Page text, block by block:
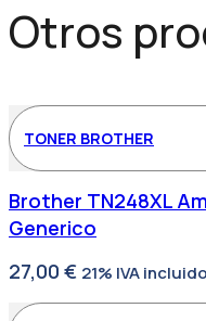
Otros
TONER BROTHER
Brother TN248XL
Generico
27,00 € 21% IVA incluido